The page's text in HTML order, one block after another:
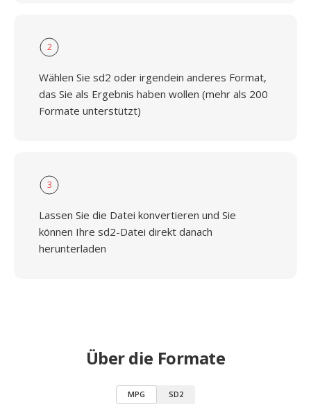
2
Wählen Sie sd2 oder irgendein anderes Format,
das Sie als Ergebnis haben wollen (mehr als 200
Formate unterstützt)
3
Lassen Sie die Datei konvertieren und Sie
können Ihre sd2-Datei direkt danach
herunterladen
Über die Formate
MPG SD2